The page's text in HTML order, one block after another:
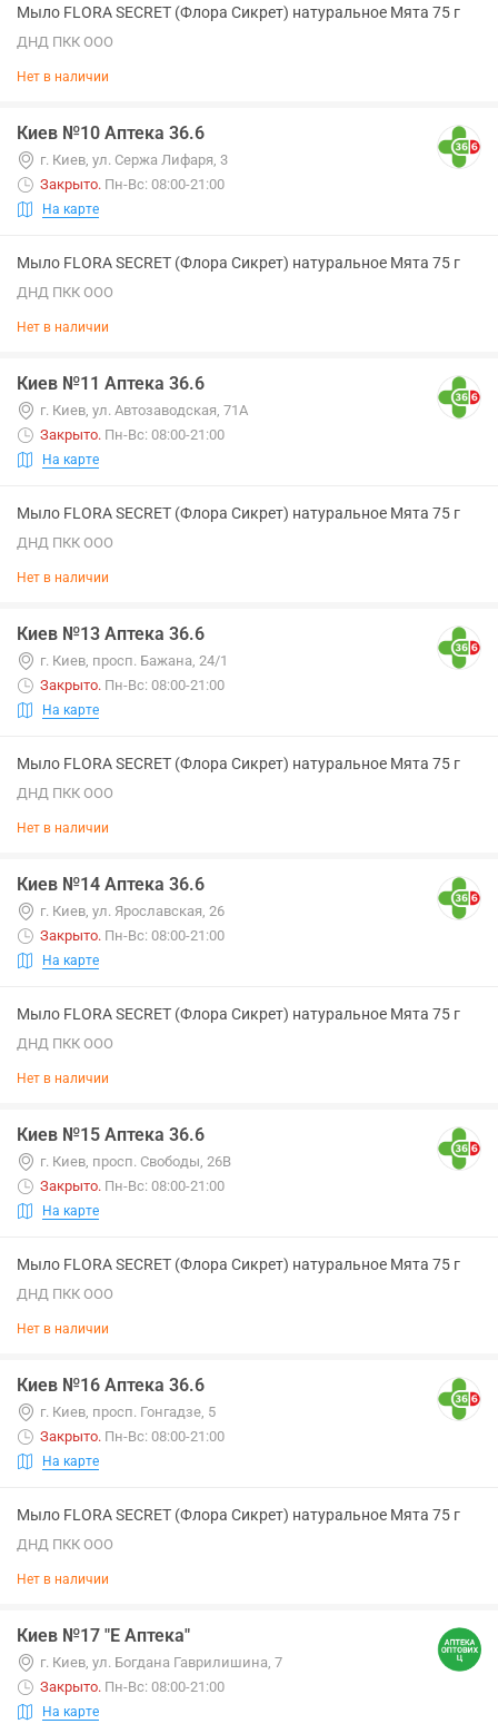
Мыло FLORA SECRET (Флора Сикрет) натуральное Мята 75 г
ДНД ПКК ООО
Нет в наличии
Киев №10 Аптека 36.6
г. Киев, ул. Сержа Лифаря, 3
Закрыто. Пн-Вс: 08:00-21:00
На карте
Мыло FLORA SECRET (Флора Сикрет) натуральное Мята 75 г
ДНД ПКК ООО
Нет в наличии
Киев №11 Аптека 36.6
г. Киев, ул. Автозаводская, 71А
Закрыто. Пн-Вс: 08:00-21:00
На карте
Мыло FLORA SECRET (Флора Сикрет) натуральное Мята 75 г
ДНД ПКК ООО
Нет в наличии
Киев №13 Аптека 36.6
г. Киев, просп. Бажана, 24/1
Закрыто. Пн-Вс: 08:00-21:00
На карте
Мыло FLORA SECRET (Флора Сикрет) натуральное Мята 75 г
ДНД ПКК ООО
Нет в наличии
Киев №14 Аптека 36.6
г. Киев, ул. Ярославская, 26
Закрыто. Пн-Вс: 08:00-21:00
На карте
Мыло FLORA SECRET (Флора Сикрет) натуральное Мята 75 г
ДНД ПКК ООО
Нет в наличии
Киев №15 Аптека 36.6
г. Киев, просп. Свободы, 26В
Закрыто. Пн-Вс: 08:00-21:00
На карте
Мыло FLORA SECRET (Флора Сикрет) натуральное Мята 75 г
ДНД ПКК ООО
Нет в наличии
Киев №16 Аптека 36.6
г. Киев, просп. Гонгадзе, 5
Закрыто. Пн-Вс: 08:00-21:00
На карте
Мыло FLORA SECRET (Флора Сикрет) натуральное Мята 75 г
ДНД ПКК ООО
Нет в наличии
Киев №17 "Е Аптека"
г. Киев, ул. Богдана Гаврилишина, 7
Закрыто. Пн-Вс: 08:00-21:00
На карте